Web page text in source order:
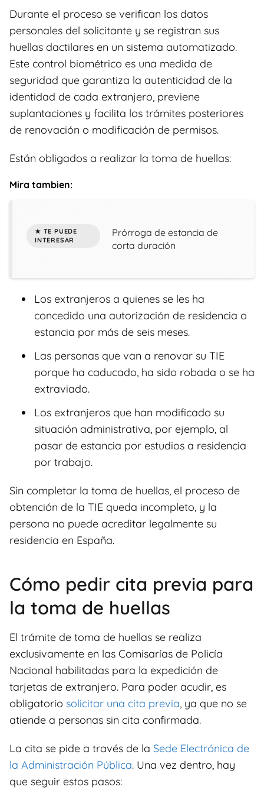
Durante el proceso se verifican los datos
personales del solicitante y se registran sus
huellas dactilares en un sistema automatizado.
Este control biométrico es una medida de
seguridad que garantiza la autenticidad de la
identidad de cada extranjero, previene
suplantaciones y facilita los trámites posteriores
de renovación o modificación de permisos.
Están obligados a realizar la toma de huellas:
Mira tambien:
Prórroga de estancia de
corta duración
Los extranjeros a quienes se les ha
concedido una autorización de residencia o
estancia por más de seis meses.
Las personas que van a renovar su TIE
porque ha caducado, ha sido robada o se ha
extraviado.
Los extranjeros que han modificado su
situación administrativa, por ejemplo, al
pasar de estancia por estudios a residencia
por trabajo.
Sin completar la toma de huellas, el proceso de
obtención de la TIE queda incompleto, y la
persona no puede acreditar legalmente su
residencia en España.
Cómo pedir cita previa para
la toma de huellas
El trámite de toma de huellas se realiza
exclusivamente en las Comisarías de Policía
Nacional habilitadas para la expedición de
tarjetas de extranjero. Para poder acudir, es
obligatorio solicitar una cita previa, ya que no se
atiende a personas sin cita confirmada.
La cita se pide a través de la Sede Electrónica de
la Administración Pública. Una vez dentro, hay
que seguir estos pasos: